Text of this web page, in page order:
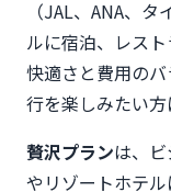
（JAL、ANA、
ルに宿泊、レスト
快適さと費用の
行を楽しみたい方
贅沢プランは、
やリゾートホテ